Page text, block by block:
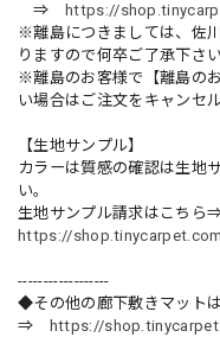
⇒
https://
※離島につきましては、佐
りますので何卒ご了承下さい
※離島のお客様で【離島の
い場合はご注文をキャンセ
【生地サンプル】
カラーは質感の確認は生地
い。
生地サンプル請求はこち
https://
------------------
◆その他の廊下敷きマット
⇒
https://